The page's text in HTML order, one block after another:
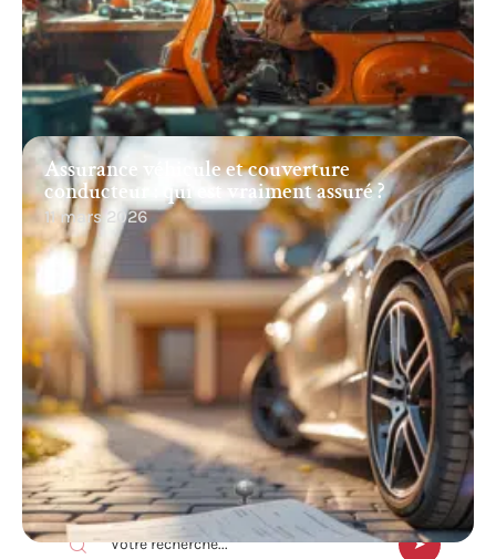
Assurance véhicule et couverture
conducteur : qui est vraiment assuré ?
11 mars 2026
Recherche